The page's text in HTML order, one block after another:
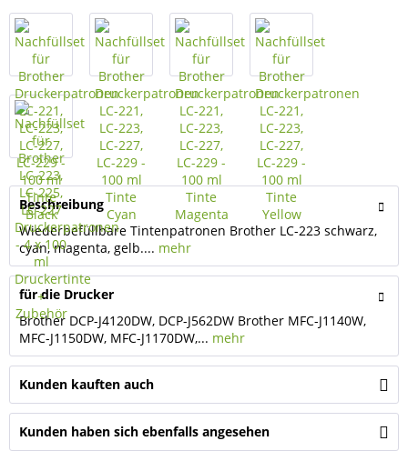
Beschreibung
Wiederbefüllbare Tintenpatronen Brother LC-223 schwarz,
cyan, magenta, gelb.... mehr
für die Drucker
Brother DCP-J4120DW, DCP-J562DW Brother MFC-J1140W,
MFC-J1150DW, MFC-J1170DW,... mehr
Kunden kauften auch
Kunden haben sich ebenfalls angesehen